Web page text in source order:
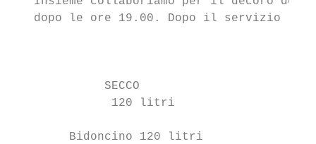
dopo le ore 19.00. Dopo il servizio
             SECCO
              120 litri
Bidoncino 120 litri